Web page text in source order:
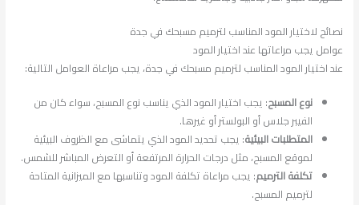
نصائح لاختيار المود المناسب لترميم مسبحك في جدة
عوامل يجب مراعاتها عند اختيار المود
عند اختيار المود المناسب لترميم مسبحك في جدة، يجب مراعاة العوامل التالية:
نوع المسبح: يجب اختيار المود الذي يناسب نوع المسبح، سواء كان من
الفيبر جلاس أو البولستر أو غيرها.
المتطلبات البيئية: يجب تحديد المود الذي يتماشى مع الظروف البيئية
لموقع المسبح، مثل درجات الحرارة المرتفعة أو التعرض المباشر للشمس.
تكلفة الترميم: يجب مراعاة تكلفة المود وتناسبها مع الميزانية المتاحة
لترميم المسبح.